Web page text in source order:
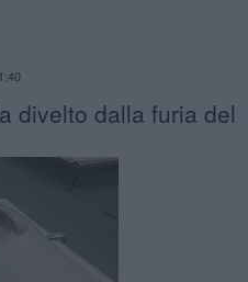
divelto dalla furia del